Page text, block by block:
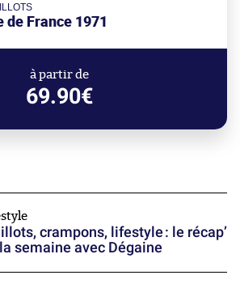
France 1971
à partir de
69.90€
crampons, lifestyle : le récap’
semaine avec Dégaine